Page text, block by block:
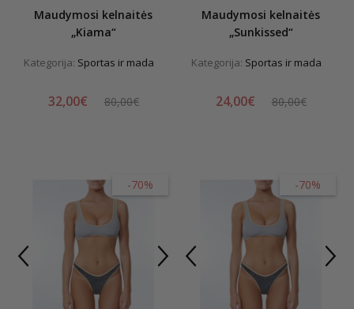
Maudymosi kelnaitės
„Kiama“
Kategorija: Sportas ir mada
32,00€ 80,00€
Maudymosi kelnaitės
„Sunkissed“
Kategorija: Sportas ir mada
24,00€ 80,00€
-70% -70%